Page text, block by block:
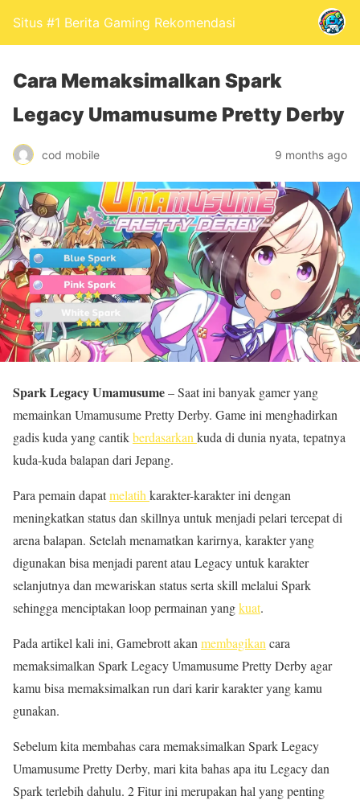
Situs #1 Berita Gaming Rekomendasi
Cara Memaksimalkan Spark
Legacy Umamusume Pretty Derby
cod mobile 9 months ago
Spark Legacy Umamusume– Saat ini banyak gamer yang
memainkan Umamusume Pretty Derby. Game ini menghadirkan
gadis kuda yang cantikberdasarkan kuda di dunia nyata, tepatnya
kuda-kuda balapan dari Jepang.
Para pemain dapatmelatih karakter-karakter ini dengan
meningkatkan status dan skillnya untuk menjadi pelari tercepat di
arena balapan. Setelah menamatkan karirnya, karakter yang
digunakan bisa menjadi parent atau Legacy untuk karakter
selanjutnya dan mewariskan status serta skill melalui Spark
sehingga menciptakan loop permainan yangkuat.
Pada artikel kali ini, Gamebrott akan membagikan cara
memaksimalkan Spark Legacy Umamusume Pretty Derby agar
kamu bisa memaksimalkan run dari karir karakter yang kamu
gunakan.
Sebelum kita membahas cara memaksimalkan Spark Legacy
Umamusume Pretty Derby, mari kita bahas apa itu Legacy dan
Spark terlebih dahulu. 2 Fitur ini merupakan hal yang penting